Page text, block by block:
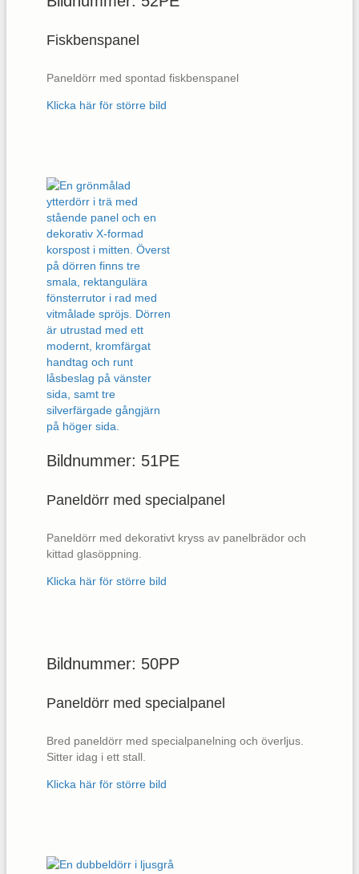
Fiskbenspanel
Paneldörr med spontad fiskbenspanel
Klicka här för större bild
Bildnummer: 51PE
Paneldörr med specialpanel
Paneldörr med dekorativt kryss av panelbrädor och
kittad glasöppning.
Klicka här för större bild
Bildnummer: 50PP
Paneldörr med specialpanel
Bred paneldörr med specialpanelning och överljus.
Sitter idag i ett stall.
Klicka här för större bild